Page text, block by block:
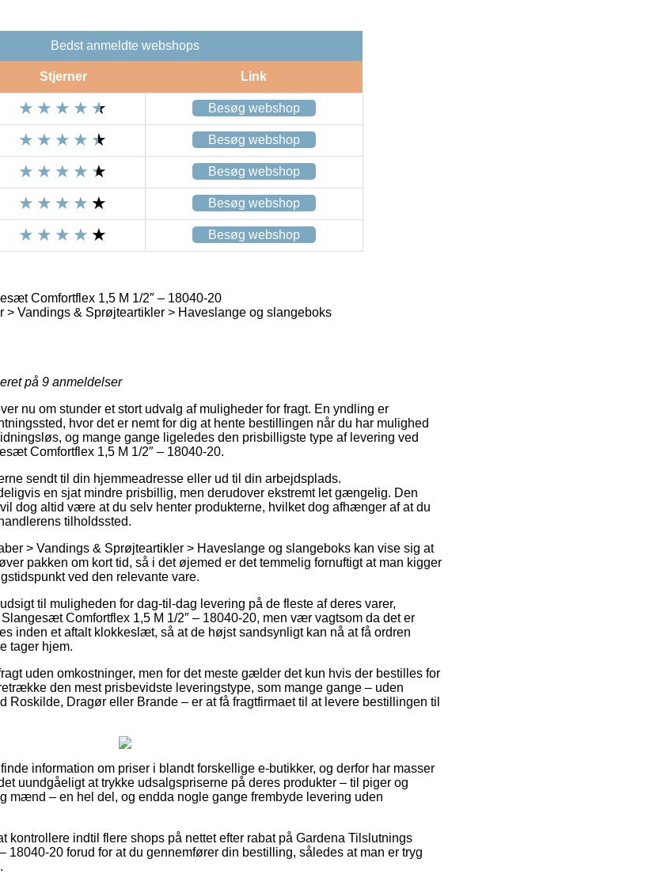
Bedst anmeldte webshops
Stjerner Link
Besøg webshop
Besøg webshop
Besøg webshop
Besøg webshop
Besøg webshop
Comfortflex 1,5 M 1/2″ – 18040-20
> Vandings & Sprøjteartikler > Haveslange og slangeboks
på 9 anmeldelser
nu om stunder et stort udvalg af muligheder for fragt. En yndling er
hvor det er nemt for dig at hente bestillingen når du har mulighed
og mange gange ligeledes den prisbilligste type af levering ved
Comfortflex 1,5 M 1/2″ – 18040-20.
sendt til din hjemmeadresse eller ud til din arbejdsplads.
en sjat mindre prisbillig, men derudover ekstremt let gængelig. Den
dog altid være at du selv henter produkterne, hvilket dog afhænger af at du
tilholdssted.
> Vandings & Sprøjteartikler > Haveslange og slangeboks kan vise sig at
pakken om kort tid, så i det øjemed er det temmelig fornuftigt at man kigger
ved den relevante vare.
til muligheden for dag-til-dag levering på de fleste af deres varer,
Comfortflex 1,5 M 1/2″ – 18040-20, men vær vagtsom da det er
inden et aftalt klokkeslæt, så at de højst sandsynligt kan nå at få ordren
tager hjem.
uden omkostninger, men for det meste gælder det kun hvis der bestilles for
den mest prisbevidste leveringstype, som mange gange – uden
Roskilde, Dragør eller Brande – er at få fragtfirmaet til at levere bestillingen til
information om priser i blandt forskellige e-butikker, og derfor har masser
uundgåeligt at trykke udsalgspriserne på deres produkter – til piger og
mænd – en hel del, og endda nogle gange frembyde levering uden
kontrollere indtil flere shops på nettet efter rabat på Gardena Tilslutnings
18040-20 forud for at du gennemfører din bestilling, således at man er tryg